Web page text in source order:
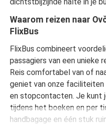
Waarom reizen naar
FlixBus
FlixBus combineert
passagiers van een unieke
Reis comfortabel van of
geniet van onze faciliteiten
en stopcontacten. Je
tijdens het boeken en per
handbagage en één stuk